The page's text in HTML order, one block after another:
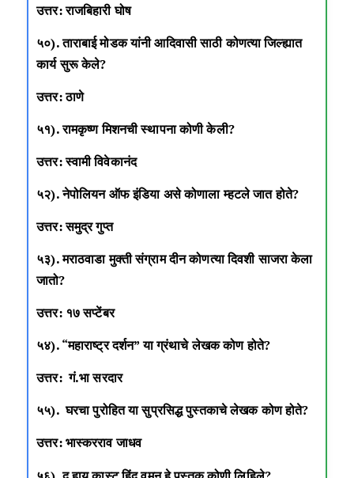
उत्तर: राजबिहारी घोष
५०). ताराबाई मोडक यांनी आदिवासी साठी कोणत्या जिल्ह्यात
कार्य सुरू केले?
उत्तर: ठाणे
५१). रामकृष्ण मिशनची स्थापना कोणी केली?
उत्तर: स्वामी विवेकानंद
५२). नेपोलियन ऑफ इंडिया असे कोणाला म्हटले जात होते?
उत्तर: समुद्र गुप्त
५३). मराठवाडा मुक्ती संग्राम दीन कोणत्या दिवशी साजरा केला
जातो?
उत्तर: १७ सप्टेंबर
५४). “महाराष्ट्र दर्शन” या ग्रंथाचे लेखक कोण होते?
उत्तर: गं.भा सरदार
५५). घरचा पुरोहित या सुप्रसिद्ध पुस्तकाचे लेखक कोण होते?
उत्तर: भास्करराव जाधव